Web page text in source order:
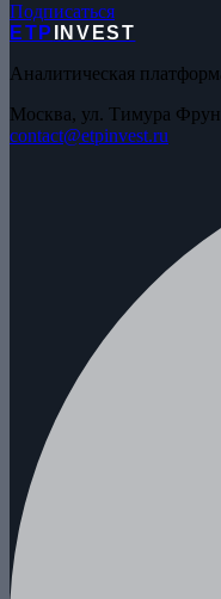
Подписаться
ETP
INVEST
Аналитическая
Москва, ул. Тимура
contact@etpinvest.ru